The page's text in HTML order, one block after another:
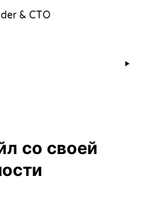
& CTO
со своей
▶